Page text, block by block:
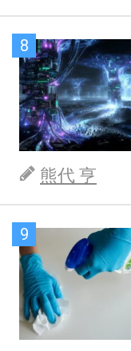
8
熊代 亨
9